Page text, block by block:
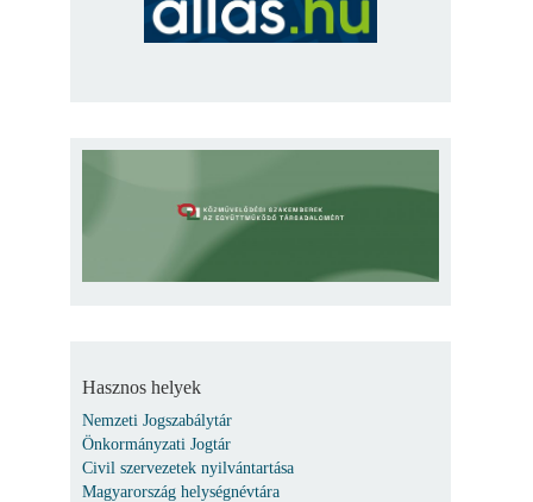
Hasznos helyek
Nemzeti Jogszabálytár
Önkormányzati Jogtár
Civil szervezetek nyilvántartása
Magyarország helységnévtára